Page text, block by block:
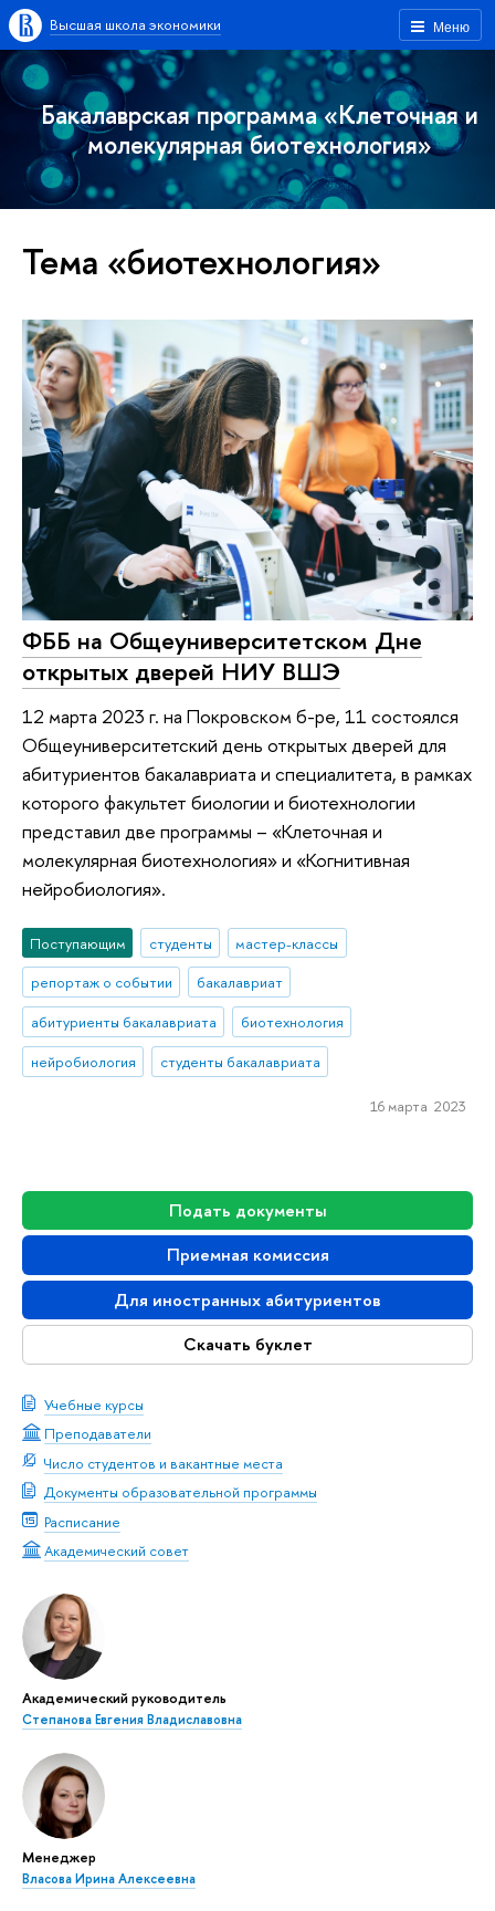
Меню
Высшая школа экономики
Бакалаврская программа «Клеточная и
молекулярная биотехнология»
Подать документы
Приемная комиссия
Для иностранных абитуриентов
Скачать буклет
Учебные курсы
Преподаватели
Число студентов и вакантные места
Документы образовательной программы
Расписание
Академический совет
Академический руководитель
Степанова Евгения Владиславовна
Менеджер
Власова Ирина Алексеевна
Тема «биотехнология»
ФББ на Общеуниверситетском Дне
открытых дверей НИУ ВШЭ
12 марта 2023 г. на Покровском б-ре, 11 состоялся
Общеуниверситетский день открытых дверей для
абитуриентов бакалавриата и специалитета, в рамках
которого факультет биологии и биотехнологии
представил две программы – «Клеточная и
молекулярная биотехнология» и «Когнитивная
нейробиология».
Поступающим студенты
мастер-классы
репортаж о событии
бакалавриат
абитуриенты бакалавриата
биотехнология
нейробиология
студенты бакалавриата
16 марта 2023